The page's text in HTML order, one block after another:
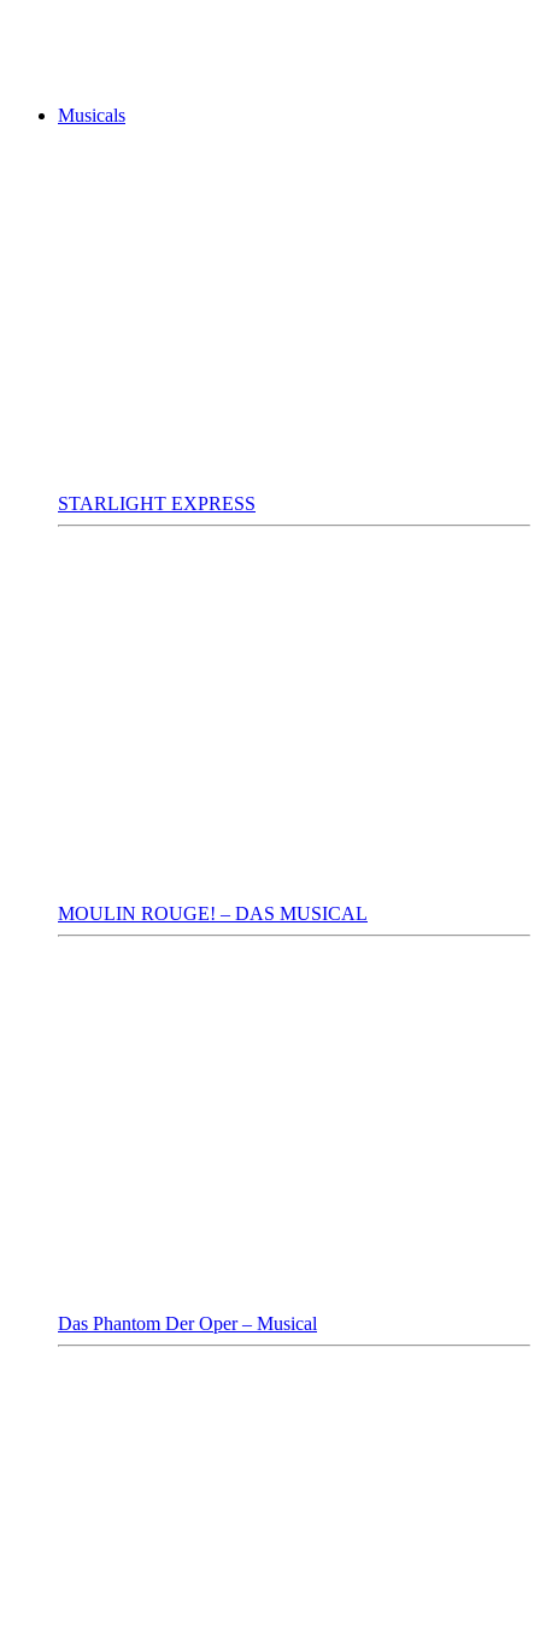
Musicals
STARLIGHT EXPRESS
MOULIN ROUGE! – DAS MUSICAL
Das Phantom Der Oper – Musical